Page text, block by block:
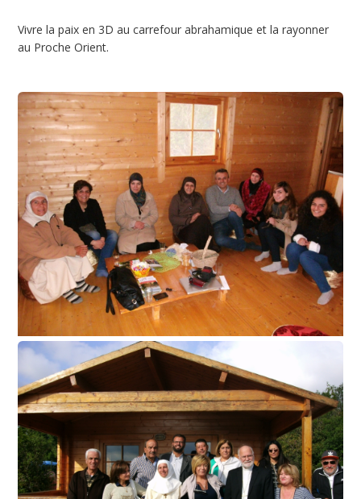
Vivre la paix en 3D au carrefour abrahamique et la rayonner
au Proche Orient.